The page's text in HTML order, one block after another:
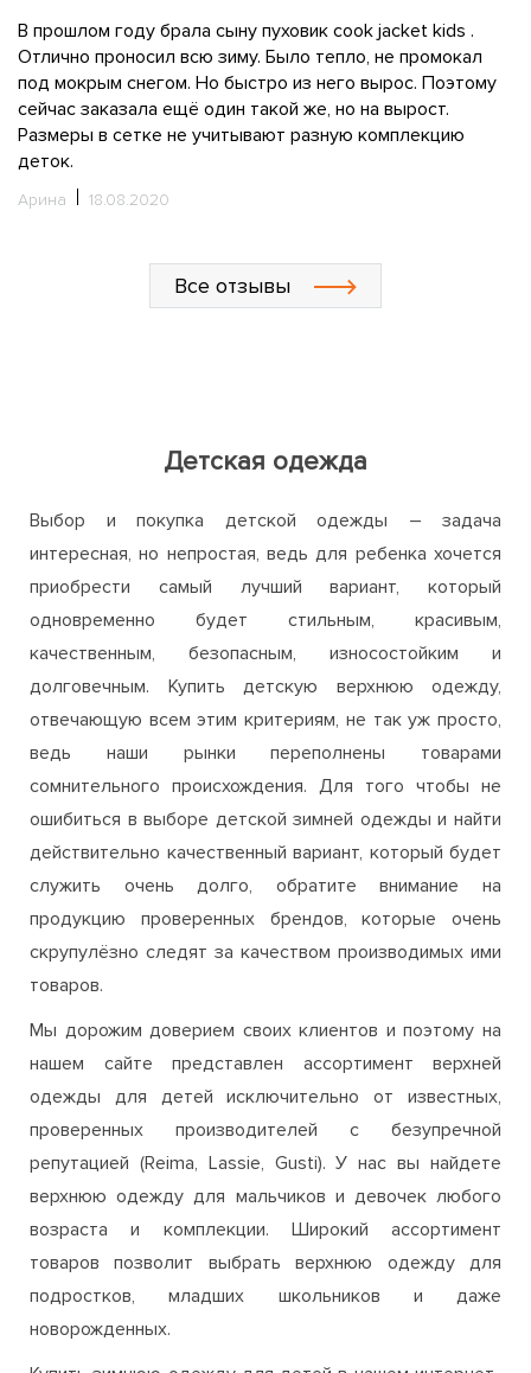
В прошлом году брала сыну пуховик cook jacket kids .
Отлично проносил всю зиму. Было тепло, не промокал
под мокрым снегом. Но быстро из него вырос. Поэтому
сейчас заказала ещё один такой же, но на вырост.
Размеры в сетке не учитывают разную комплекцию
деток.
Арина 18.08.2020
Все отзывы
Детская одежда
Выбор и покупка детской одежды – задача
интересная, но непростая, ведь для ребенка хочется
приобрести самый лучший вариант, который
одновременно будет стильным, красивым,
качественным, безопасным, износостойким и
долговечным. Купить детскую верхнюю одежду,
отвечающую всем этим критериям, не так уж просто,
ведь наши рынки переполнены товарами
сомнительного происхождения. Для того чтобы не
ошибиться в выборе детской зимней одежды и найти
действительно качественный вариант, который будет
служить очень долго, обратите внимание на
продукцию проверенных брендов, которые очень
скрупулёзно следят за качеством производимых ими
товаров.
Мы дорожим доверием своих клиентов и поэтому на
нашем сайте представлен ассортимент верхней
одежды для детей исключительно от известных,
проверенных производителей с безупречной
репутацией (Reima, Lassie, Gusti). У нас вы найдете
верхнюю одежду для мальчиков и девочек любого
возраста и комплекции. Широкий ассортимент
товаров позволит выбрать верхнюю одежду для
подростков, младших школьников и даже
новорожденных.